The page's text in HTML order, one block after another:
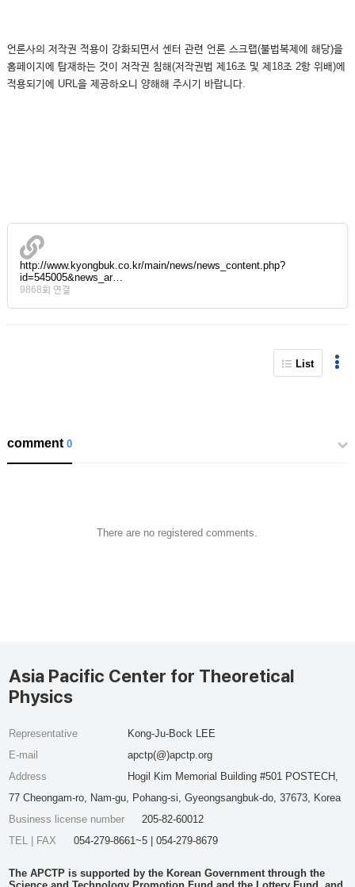
언론사의 저작권 적용이 강화되면서 센터 관련 언론 스크랩(불법복제에 해당)을
홈페이지에 탑재하는 것이 저작권 침해(저작권법 제16조 및 제18조 2항 위배)에
적용되기에 URL을 제공하오니 양해해 주시기 바랍니다.
http://www.kyongbuk.co.kr/main/news/news_content.php?
id=545005&news_ar…
9868회 연결
List
comment0
There are no registered comments.
Asia Pacific Center for Theoretical
Physics
Representative
Kong-Ju-Bock LEE
E-mail
apctp(@)apctp.org
Address
Hogil Kim Memorial Building #501 POSTECH,
77 Cheongam-ro, Nam-gu, Pohang-si, Gyeongsangbuk-do, 37673, Korea
Business license number
205-82-60012
TEL | FAX
054-279-8661~5 | 054-279-8679
The APCTP is supported by the Korean Government through the